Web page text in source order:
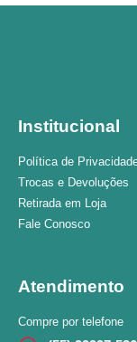
Institucional
Política de
Trocas e Devoluções
Retirada em Loja
Fale Conosco
Atendimento
Compre por telefone